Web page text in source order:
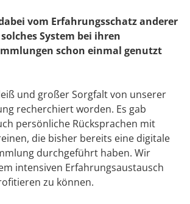
vom Erfahrungsschatz anderer
System bei ihren
schon einmal genutzt
und großer Sorgfalt von unserer
recherchiert worden. Es gab
persönliche Rücksprachen mit
die bisher bereits eine digitale
durchgeführt haben. Wir
intensiven Erfahrungsaustausch
zu können.